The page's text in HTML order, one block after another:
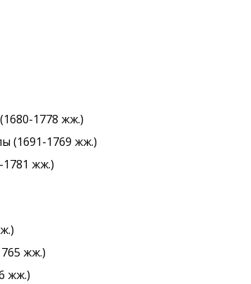
1778 жж.)
(1691-1769 жж.)
жж.)
жж.)
жж.)